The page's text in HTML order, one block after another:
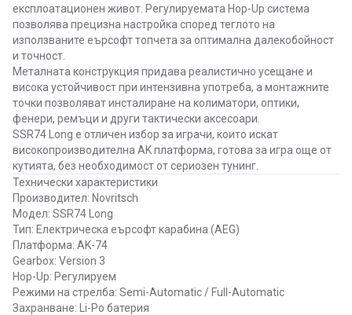
експлоатационен живот. Регулируемата Hop-Up система
позволява прецизна настройка според теглото на
използваните еърсофт топчета за оптимална далекобойност
и точност.
Металната конструкция придава реалистично усещане и
висока устойчивост при интензивна употреба, а монтажните
точки позволяват инсталиране на колиматори, оптики,
фенери, ремъци и други тактически аксесоари.
SSR74 Long е отличен избор за играчи, които искат
високопроизводителна AK платформа, готова за игра още от
кутията, без необходимост от сериозен тунинг.
Технически характеристики
Производител: Novritsch
Модел: SSR74 Long
Тип: Електрическа еърсофт карабина (AEG)
Платформа: AK-74
Gearbox: Version 3
Hop-Up: Регулируем
Режими на стрелба: Semi-Automatic / Full-Automatic
Захранване: Li-Po батерия